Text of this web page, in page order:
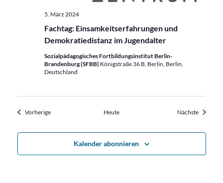
Fachtag: Einsamkeitserfahrungen und
Demokratiedistanz im Jugendalter
5. März 2024
Sozialpädagogisches Fortbildungsinstitut Berlin-
Brandenburg (SFBB) Königstraße 36 B, Berlin, Berlin,
Deutschland
VorherigeVeranstaltungen Heute Nächste
Kalender abonnieren